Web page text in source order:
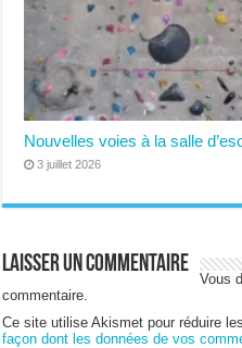
Nouvelles voies à la salle
3 juillet 2026
Laisser un commentaire
Vous
commentaire.
Ce site utilise Akismet pour réduire
façon dont les données de vos